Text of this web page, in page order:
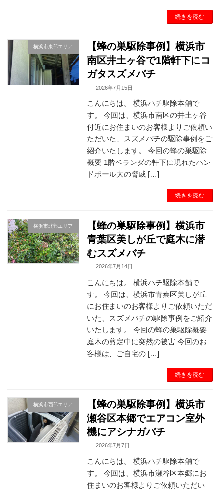
続きを読む
横浜市東部エリア
【蜂の巣駆除事例】横浜市
南区井土ヶ谷で1階軒下にコ
ガタスズメバチ
2026年7月15日
こんにちは。 横浜ハチ駆除本舗で
す。 今回は、横浜市南区の井土ヶ谷
付近にお住まいのお客様よりご依頼い
ただいた、スズメバチの駆除事例をご
紹介いたします。 今回の蜂の巣駆除
概要 1階ベランダの軒下に現れたハン
ドボール大の脅威 […]
続きを読む
横浜市北部エリア
【蜂の巣駆除事例】横浜市
青葉区美しが丘で庭木に潜
むスズメバチ
2026年7月14日
こんにちは。 横浜ハチ駆除本舗で
す。 今回は、横浜市青葉区美しが丘
にお住まいのお客様よりご依頼いただ
いた、スズメバチの駆除事例をご紹介
いたします。 今回の蜂の巣駆除概要
庭木の剪定中に突然の被害 今回のお
客様は、ご自宅の […]
続きを読む
横浜市西部エリア
【蜂の巣駆除事例】横浜市
瀬谷区本郷でエアコン室外
機にアシナガバチ
2026年7月7日
こんにちは。 横浜ハチ駆除本舗で
す。 今回は、横浜市瀬谷区本郷にお
住まいのお客様よりご依頼いただい